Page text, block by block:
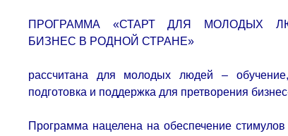
ПРОГРАММА «СТАРТ ДЛЯ МОЛОДЫХ
БИЗНЕС В РОДНОЙ СТРАНЕ»
рассчитана для молодых людей – обучение,
подготовка и поддержка для претворения
Программа нацелена на обеспечение